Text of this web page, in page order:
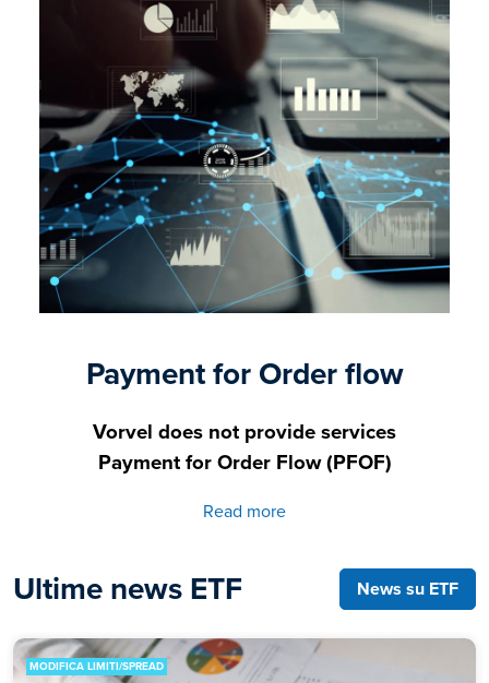
Payment for Order flow
Vorvel does not provide services
Payment for Order Flow (PFOF)
Read more
Ultime news ETF News su ETF
MODIFICA LIMITI/SPREAD